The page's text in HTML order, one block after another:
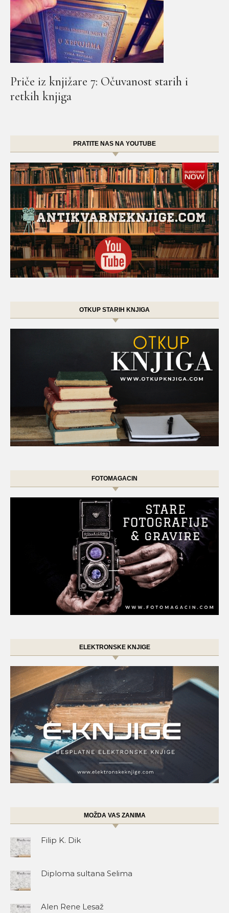
Priče iz knjižare 7: Očuvanost starih i
retkih knjiga
PRATITE NAS NA YOUTUBE
OTKUP STARIH KNJIGA
FOTOMAGACIN
ELEKTRONSKE KNJIGE
MOŽDA VAS ZANIMA
Filip K. Dik
Diploma sultana Selima
Alen Rene Lesaž